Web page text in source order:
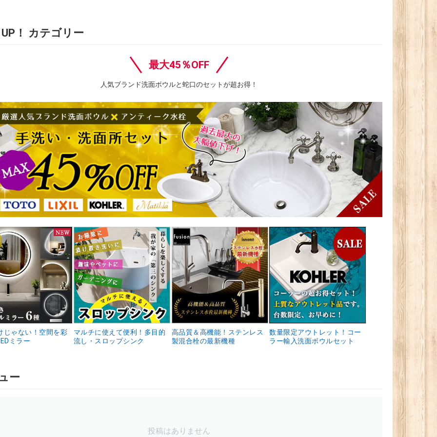
UP！ カテゴリー
最大45％OFF
人気ブランド洗面ボウルと蛇口のセットが超お得！
じゃない！空間を彩
ミラー
マルチに使えて便利！多目的
流し・スロップシンク
高品質＆高機能！ステンレス
製混合栓の最新機種
数量限定アウトレット！コー
ラー輸入洗面ボウルセット
ー
投稿はありません